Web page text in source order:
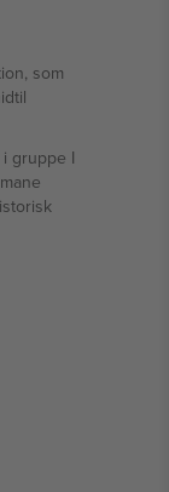
som
gruppe I